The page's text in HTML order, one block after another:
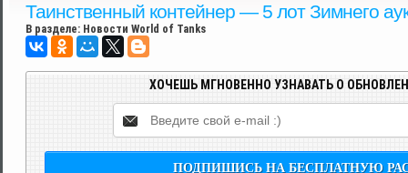
Таинственный контейнер — 5 лот Зимнего
В разделе: Новости World of Tanks
ХОЧЕШЬ МГНОВЕННО УЗНАВАТЬ О